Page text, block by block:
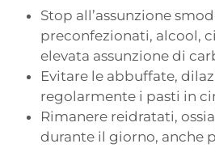
Stop all’assunzione
preconfezionati, alcool,
elevata assunzione di
Evitare le abbuffate,
regolarmente i pasti in
Rimanere reidratati,
durante il giorno, anche